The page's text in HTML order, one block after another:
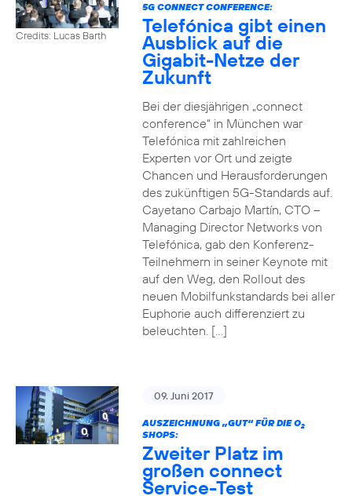
Credits: Lucas Barth
5G CONNECT CONFERENCE:
Telefónica gibt einen
Ausblick auf die
Gigabit-Netze der
Zukunft
Bei der diesjährigen „connect
conference“ in München war
Telefónica mit zahlreichen
Experten vor Ort und zeigte
Chancen und Herausforderungen
des zukünftigen 5G-Standards auf.
Cayetano Carbajo Martín, CTO –
Managing Director Networks von
Telefónica, gab den Konferenz-
Teilnehmern in seiner Keynote mit
auf den Weg, den Rollout des
neuen Mobilfunkstandards bei aller
Euphorie auch differenziert zu
beleuchten. […]
09. Juni 2017
AUSZEICHNUNG „GUT“ FÜR DIE O2
SHOPS:
Zweiter Platz im
großen connect
Service-Test